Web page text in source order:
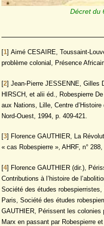
Décret du
[1] Aimé CESAIRE, Toussaint-
problème colonial, Présence
[2] Jean-Pierre JESSENNE, Gilles
HIRSCH, et alii éd., Robespierre
aux Nations, Lille, Centre
Nord-Ouest, 1994, p. 409-421.
[3] Florence GAUTHIER, La
« cas Robespierre », AHRF, n°
[4] Florence GAUTHIER (dir.),
Contributions à l’histoire de
Société des études robespierristes,
Paris, Société des études
GAUTHIER, Périssent les colonies
Marx en passant par Robespierre